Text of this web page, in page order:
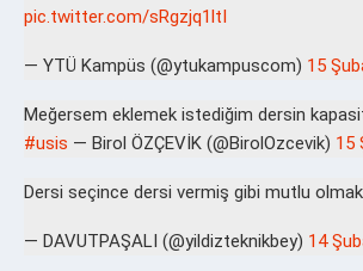
pic.twitter.com/sRgzjq1ltI
— YTÜ Kampüs (@ytukampuscom) 15
Meğersem eklemek istediğim dersin
#usis — Birol ÖZÇEVİK (@BirolOzcevik) 15
Dersi seçince dersi vermiş gibi mutlu
— DAVUTPAŞALI (@yildizteknikbey) 14